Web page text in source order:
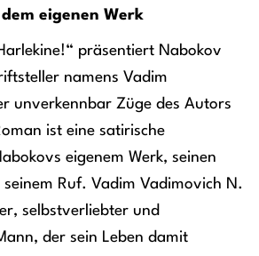
eigenen Werk
präsentiert Nabokov
namens Vadim
unverkennbar Züge des Autors
ist eine satirische
eigenem Werk, seinen
Ruf. Vadim Vadimovich N.
selbstverliebter und
der sein Leben damit